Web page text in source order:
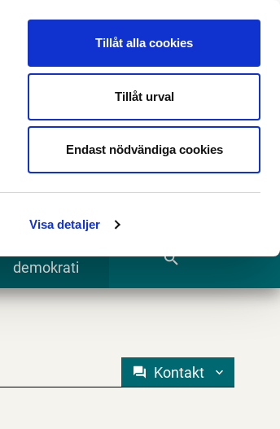
Visa detaljer
Tillåt alla cookies
Tillåt urval
Endast nödvändiga cookies
och blanketter Translate
Sök
demokrati
search
Kontakt